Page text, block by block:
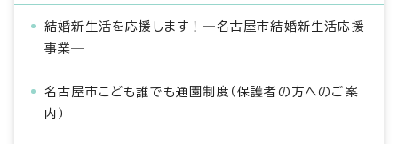
結婚新生活を応援します！―名古屋市結婚新生活応援
事業―
名古屋市こども誰でも通園制度（保護者の方へのご案
内）